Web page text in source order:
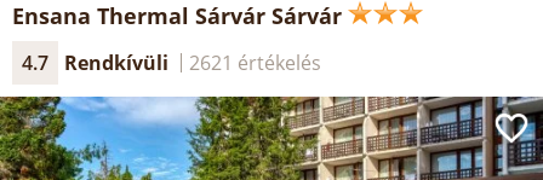
Ensana Thermal Sárvár Sárvár
4.7 Rendkívüli 2621 értékelés